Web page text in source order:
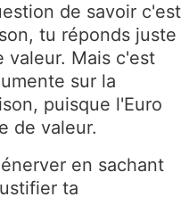
de savoir c'est
tu réponds juste
valeur. Mais c'est
sur la
puisque l'Euro
de valeur.
en sachant
ta